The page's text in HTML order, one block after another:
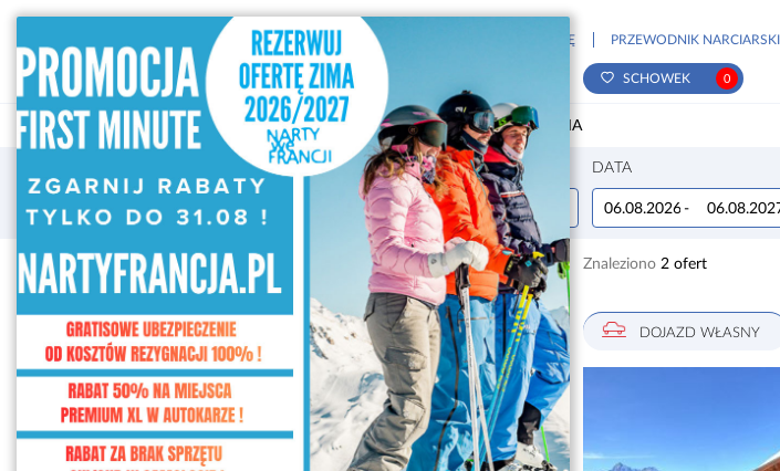
SPRAWDŹ REZERWACJĘ PRZEWODNIK NARCIARSKI
KONTAKT SCHOWEK 0
STRONA GŁÓWNA WYNIKI WYSZUKIWANIA
Dowolny
DATA
-
CENA
Za osobę
Od Do
WYŻYWIENIE
All Inclusive
Znaleziono 2ofert
DOJAZD WŁASNY